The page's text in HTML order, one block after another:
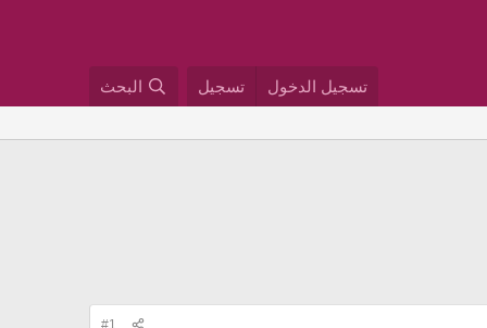
تسجيل الدخول تسجيل البحث
#1